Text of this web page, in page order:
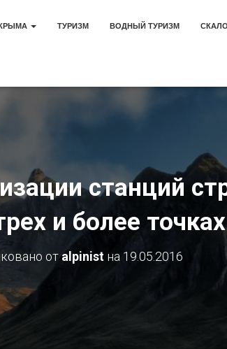
ТУРИЗМ ВОДНЫЙ ТУРИЗМ
станций
и более
отalpinist на 19.05.2016